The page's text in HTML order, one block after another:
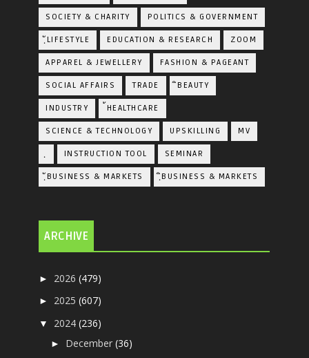
SOCIETY & CHARITY POLITICS & GOVERNMENT
ฺัLIFESTYLE EDUCATION & RESEARCH ZOOM
APPAREL & JEWELLERY FASHION & PAGEANT
SOCIAL AFFAIRS TRADE ิBEAUTY
INDUSTRY ้HEALTHCARE
SCIENCE & TECHNOLOGY UPSKILLING MV
INSTRUCTION TOOL SEMINAR
ฺัBUSINESS & MARKETS ฺิBUSINESS & MARKETS
ARCHIVE
► 2026(479)
► 2025(607)
▼ 2024(236)
► December(36)